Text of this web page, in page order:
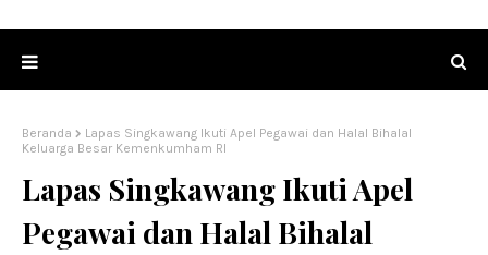
Beranda
Lapas Singkawang Ikuti Apel Pegawai dan Halal Bihalal
Keluarga Besar Kemenkumham RI
Lapas Singkawang Ikuti Apel
Pegawai dan Halal Bihalal